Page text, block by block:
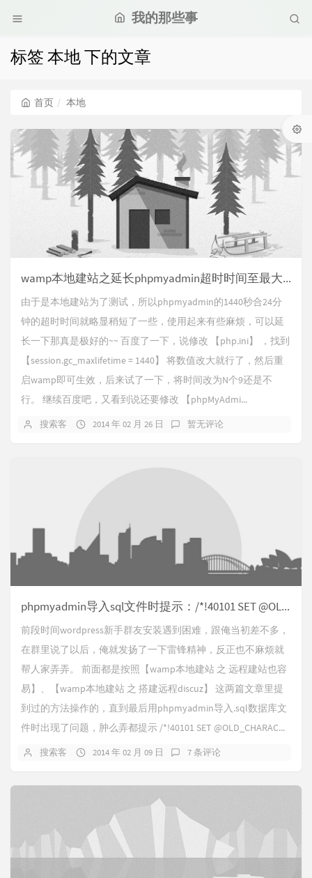
我的那些事
标签 本地 下的文章
首页 本地
wamp本地建站之延长phpmyadmin超时时间至最大！
由于是本地建站为了测试，所以phpmyadmin的1440秒合24分
钟的超时时间就略显稍短了一些，使用起来有些麻烦，可以延
长一下那真是极好的~~ 百度了一下，说修改 【php.ini】 ，找到
【session.gc_maxlifetime = 1440】 将数值改大就行了，然后重
启wamp即可生效，后来试了一下，将时间改为N个9还是不
行。 继续百度吧，又看到说还要修改 【phpMyAdmi...
搜索客 2014 年 02 月 26 日 暂无评论
phpmyadmin导入sql文件时提示：/*!40101 SET @OLD_CHARACTER_SET_CLIENT=@@CHARACTER_SET_CLIENT */ 的解决办法
前段时间wordpress新手群友安装遇到困难，跟俺当初差不多，
在群里说了以后，俺就发扬了一下雷锋精神，反正也不麻烦就
帮人家弄弄。 前面都是按照【wamp本地建站 之 远程建站也容
易】、【wamp本地建站 之 搭建远程discuz】 这两篇文章里提
到过的方法操作的，直到最后用phpmyadmin导入.sql数据库文
件时出现了问题，肿么弄都提示 /*!40101 SET @OLD_CHARAC...
搜索客 2014 年 02 月 09 日 7 条评论